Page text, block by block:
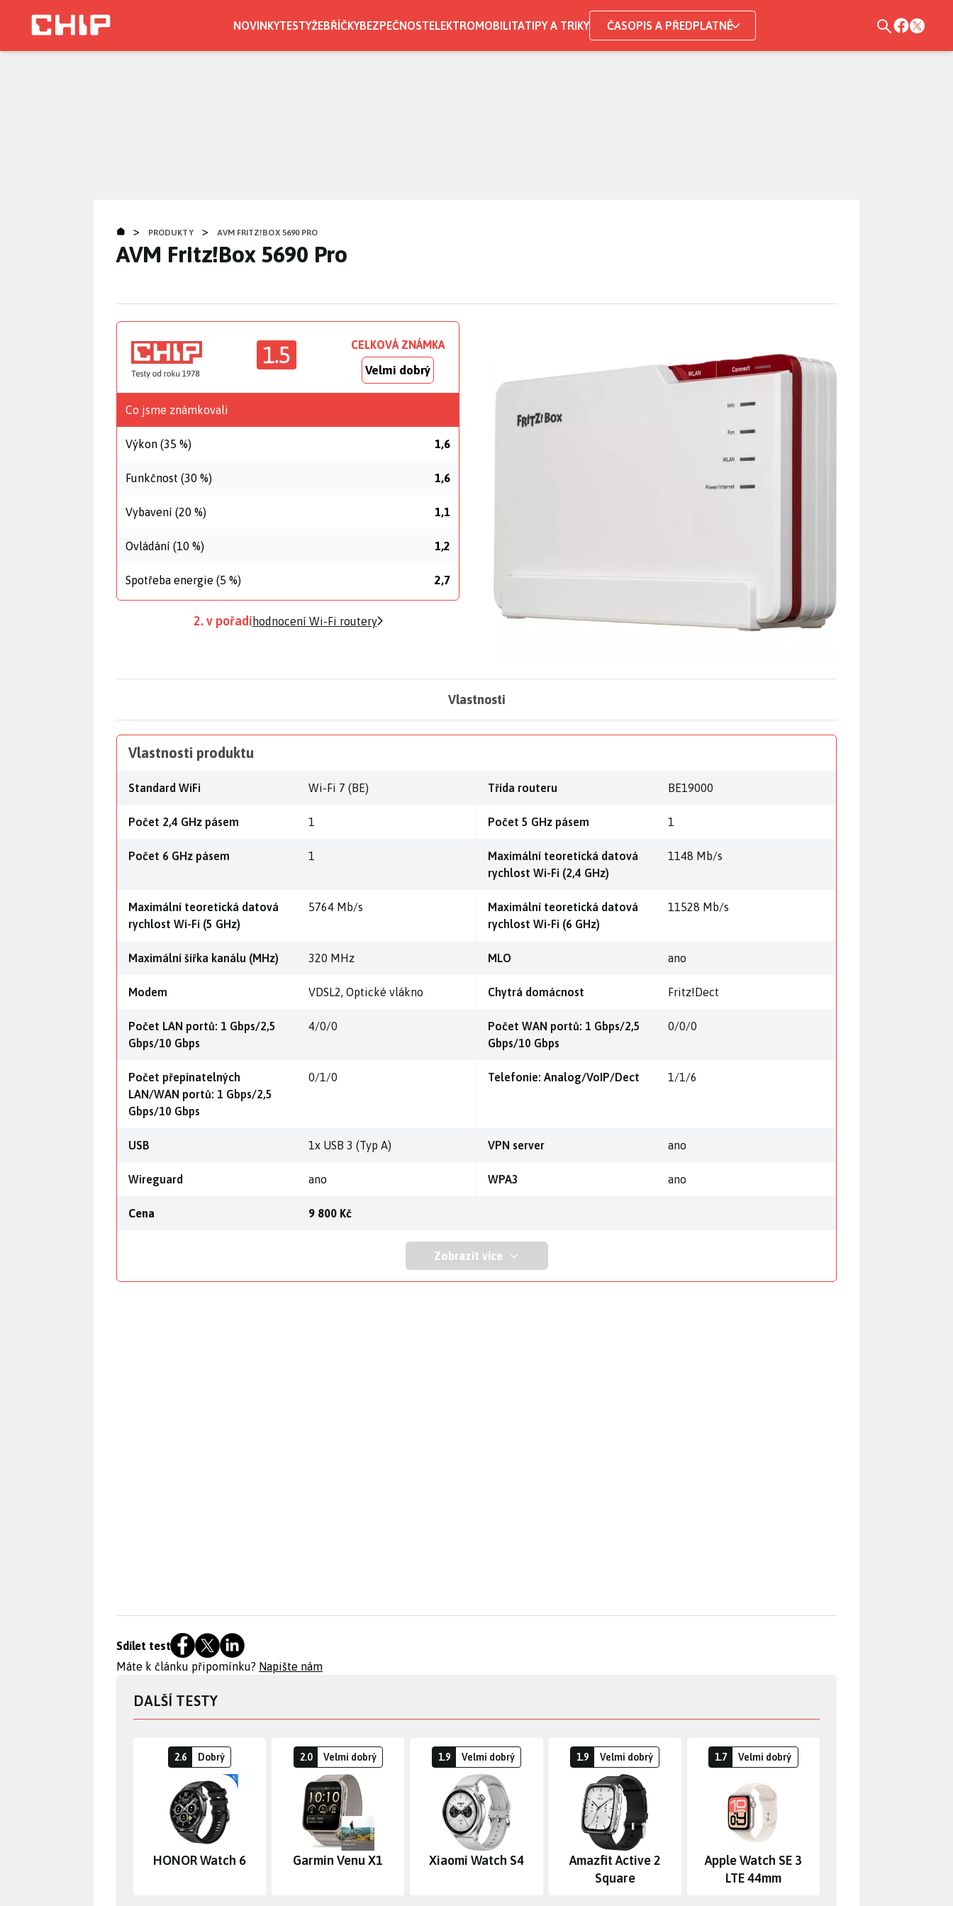
NOVINKYTESTYŽEBŘÍČKYBEZPEČNOSTELEKTROMOBILITATIPY A TRIKY ČASOPIS A PŘEDPLATNÉ
> PRODUKTY > AVM FRITZ!BOX 5690 PRO
AVM Fritz!Box 5690 Pro
1.5 CELKOVÁ ZNÁMKA
Velmi dobrý
Co jsme známkovali
Výkon (35 %) 1,6
Funkčnost (30 %) 1,6
Vybavení (20 %) 1,1
Ovládání (10 %) 1,2
Spotřeba energie (5 %) 2,7
2. v pořadí hodnocení Wi-Fi routery
Vlastnosti
Vlastnosti produktu
Standard WiFi Wi-Fi 7 (BE) Třída routeru BE19000
Počet 2,4 GHz pásem 1 Počet 5 GHz pásem 1
Počet 6 GHz pásem 1
Maximální teoretická datová
rychlost Wi-Fi (2,4 GHz)
1148 Mb/s
Maximální teoretická datová
rychlost Wi-Fi (5 GHz)
5764 Mb/s
Maximální teoretická datová
rychlost Wi-Fi (6 GHz)
11528 Mb/s
Maximální šířka kanálu (MHz) 320 MHz MLO ano
Modem VDSL2, Optické vlákno Chytrá domácnost Fritz!Dect
Počet LAN portů: 1 Gbps/2,5
Gbps/10 Gbps
4/0/0
Počet WAN portů: 1 Gbps/2,5
Gbps/10 Gbps
0/0/0
Počet přepínatelných
LAN/WAN portů: 1 Gbps/2,5
Gbps/10 Gbps
0/1/0 Telefonie: Analog/VoIP/Dect 1/1/6
USB 1x USB 3 (Typ A) VPN server ano
Wireguard ano WPA3 ano
Cena 9 800 Kč
Zobrazit více
Sdílet test
Máte k článku připomínku? Napište nám
DALŠÍ TESTY
2.6 Dobrý
HONOR Watch 6
2.0 Velmi dobrý
Garmin Venu X1
1.9 Velmi dobrý
Xiaomi Watch S4
1.9 Velmi dobrý
Amazfit Active 2
Square
1.7 Velmi dobrý
Apple Watch SE 3
LTE 44mm